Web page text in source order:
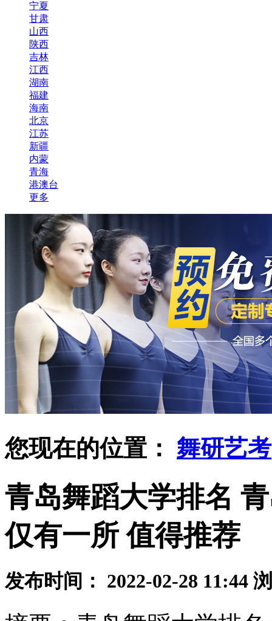
宁夏
甘肃
山西
陕西
吉林
江西
湖南
福建
海南
北京
江苏
新疆
内蒙
青海
港澳台
更多
您现在的位置： 舞研艺考
青岛舞蹈大学排名
仅有一所 值得推荐
发布时间： 2022-02-28 11:44